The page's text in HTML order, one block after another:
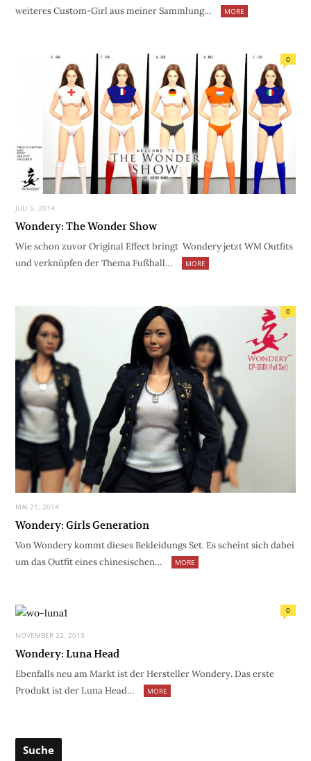
weiteres Custom-Girl aus meiner Sammlung…
MORE
JULI 5, 2014
0
Wondery: The Wonder Show
Wie schon zuvor Original Effect bringt Wondery jetzt WM Outfits
und verknüpfen der Thema Fußball…
MORE
MAI 21, 2014
0
Wondery: Girls Generation
Von Wondery kommt dieses Bekleidungs Set. Es scheint sich dabei
um das Outfit eines chinesischen…
MORE
NOVEMBER 22, 2013
0
Wondery: Luna Head
Ebenfalls neu am Markt ist der Hersteller Wondery. Das erste
Produkt ist der Luna Head…
MORE
Suche